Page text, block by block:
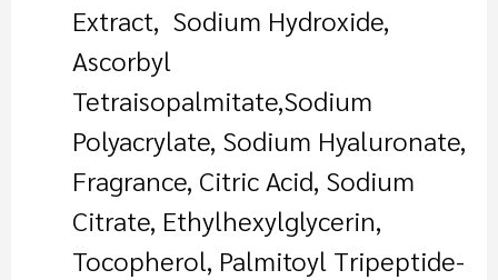
Extract, Sodium Hydroxide,
Ascorbyl
Tetraisopalmitate,Sodium
Polyacrylate, Sodium Hyaluronate,
Fragrance, Citric Acid, Sodium
Citrate, Ethylhexylglycerin,
Tocopherol, Palmitoyl Tripeptide-